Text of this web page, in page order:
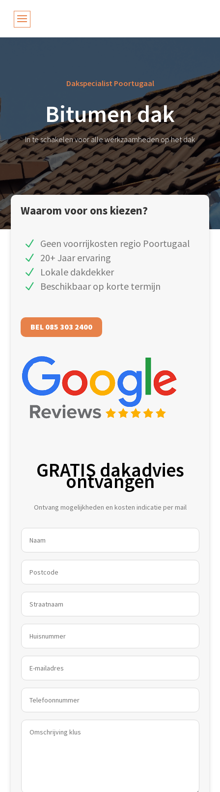
Dakspecialist Poortugaal
Bitumen dak
In te schakelen voor alle werkzaamheden op het dak
Waarom voor ons kiezen?
Geen voorrijkosten regio Poortugaal
20+ Jaar ervaring
Lokale dakdekker
Beschikbaar op korte termijn
BEL 085 303 2400
GRATIS dakadvies
ontvangen
Ontvang mogelijkheden en kosten indicatie per mail